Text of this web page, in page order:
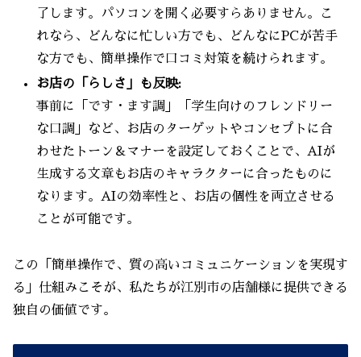
了します。パソコンを開く必要すらありません。こ
れなら、どんなに忙しい方でも、どんなにPCが苦手
な方でも、簡単操作で口コミ対策を続けられます。
お店の「らしさ」も反映:
事前に「です・ます調」「学生向けのフレンドリー
な口調」など、お店のターゲットやコンセプトに合
わせたトーン＆マナーを設定しておくことで、AIが
生成する文章もお店のキャラクターに合ったものに
なります。AIの効率性と、お店の個性を両立させる
ことが可能です。
この「簡単操作で、質の高いコミュニケーションを実現す
る」仕組みこそが、私たちが江別市の店舗様に提供できる
独自の価値です。